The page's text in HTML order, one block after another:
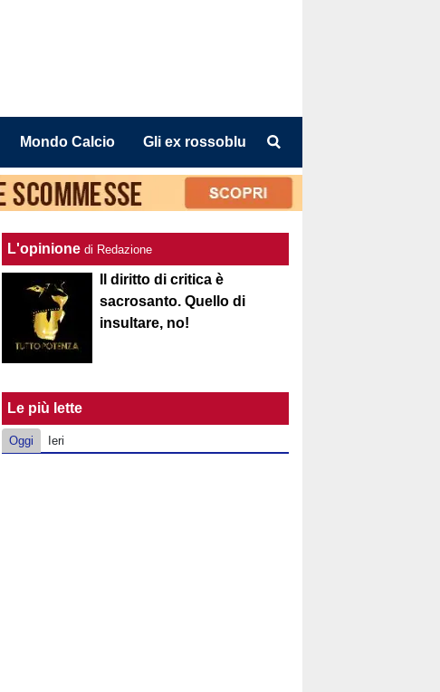
Mondo Calcio Gli ex rossoblu
L'opinione di Redazione
Il diritto di critica è
sacrosanto. Quello di
insultare, no!
Le più lette
Oggi Ieri